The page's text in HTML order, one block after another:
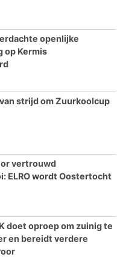
openlijke
op Kermis
strijd om Zuurkoolcup
vertrouwd
ELRO wordt Oostertocht
doet oproep om zuinig te
en bereidt verdere